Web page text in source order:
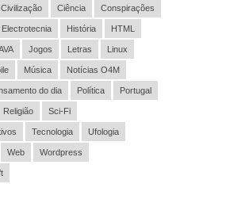
Civilização Ciência Conspirações
Electrotecnia História HTML
Jogos Letras Linux
Música Notícias O4M
do dia Política Portugal
Religião Sci-Fi
Tecnologia Ufologia
Web Wordpress